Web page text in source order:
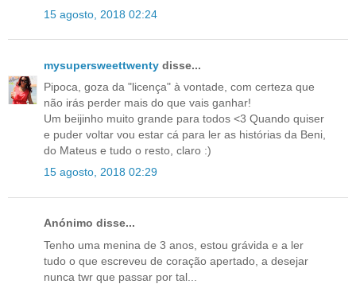
15 agosto, 2018 02:24
mysupersweettwenty disse...
Pipoca, goza da "licença" à vontade, com certeza que
não irás perder mais do que vais ganhar!
Um beijinho muito grande para todos <3 Quando quiser
e puder voltar vou estar cá para ler as histórias da Beni,
do Mateus e tudo o resto, claro :)
15 agosto, 2018 02:29
Anónimo disse...
Tenho uma menina de 3 anos, estou grávida e a ler
tudo o que escreveu de coração apertado, a desejar
nunca twr que passar por tal...